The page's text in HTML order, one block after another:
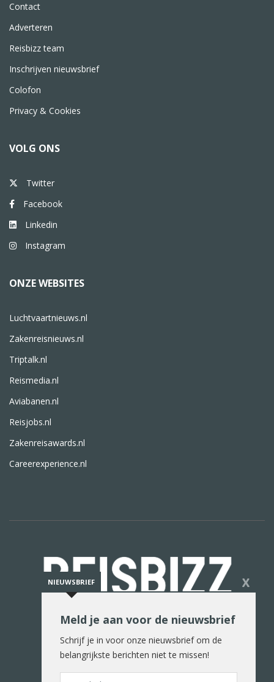
Contact
Adverteren
Reisbizz team
Inschrijven nieuwsbrief
Colofon
Privacy & Cookies
VOLG ONS
Twitter
Facebook
Linkedin
Instagram
ONZE WEBSITES
Luchtvaartnieuws.nl
Zakenreisnieuws.nl
Triptalk.nl
Reismedia.nl
Aviabanen.nl
Reisjobs.nl
Zakenreisawards.nl
Careerexperience.nl
De reiswereld in woord en beeld
NIEUWSBRIEF X
Meld je aan voor de nieuwsbrief
Schrijf je in voor onze nieuwsbrief om de
belangrijkste berichten niet te missen!